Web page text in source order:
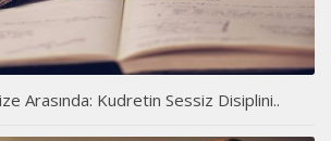
Arasında: Kudretin Sessiz Disiplini..